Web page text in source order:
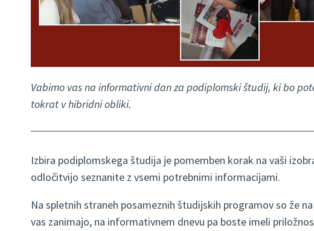
Vabimo vas na informativni dan za podiplomski študij, ki bo
tokrat v hibridni obliki.
Izbira podiplomskega študija je pomemben korak na vaši
odločitvijo seznanite z vsemi potrebnimi informacijami.
Na spletnih straneh posameznih študijskih programov so že
vas zanimajo, na informativnem dnevu pa boste imeli